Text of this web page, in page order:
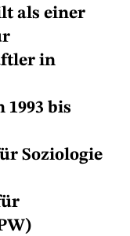
als einer
in
bis
Soziologie